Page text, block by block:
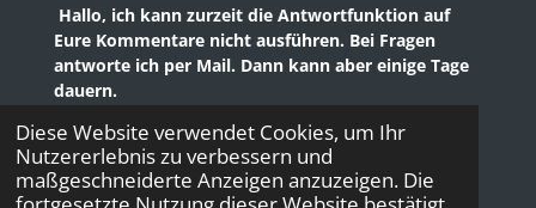
Diese Website verwendet Cookies, um Ihr
Nutzererlebnis zu verbessern und
maßgeschneiderte Anzeigen anzuzeigen. Die
o
o
k
g
r
a
m
A
p
p
Hallo, ich kann zurzeit die Antwortfunktion auf
Eure Kommentare nicht ausführen. Bei Fragen
antworte ich per Mail. Dann kann aber einige Tage
dauern.
vorbehalten.
Mit Unterstützung vonWebador